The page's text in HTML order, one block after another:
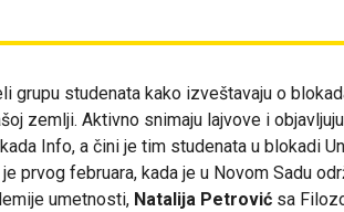
grupu studenata kako izveštavaju o
zemlji. Aktivno snimaju lajvove i
Info, a čini je tim studenata u blokadi
prvog februara, kada je u Novom Sadu
umetnosti, Natalija Petrović sa